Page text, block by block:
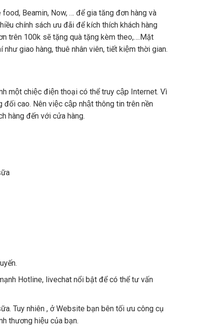
Beamin, Now, … để gia tăng đơn hàng và
chính sách ưu đãi để kích thích khách hàng
trên 100k sẽ tặng quà tặng kèm theo,….Mặt
giao hàng, thuê nhân viên, tiết kiệm thời gian.
một chiệc điện thoại có thể truy cập Internet. Vì
cao. Nên việc cập nhật thông tin trên nền
hàng đến với cửa hàng.
Hotline, livechat nổi bật để có thể tư vấn
Tuy nhiên , ở Website bạn bên tối ưu công cụ
thương hiệu của bạn.